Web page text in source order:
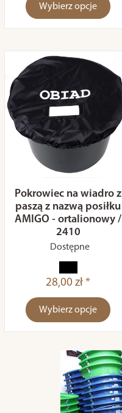
Wybierz opcje
Pokrowiec na wiadro z
paszą z nazwą posiłku
AMIGO - ortalionowy /
2410
Dostępne
28,00 zł *
Wybierz opcje